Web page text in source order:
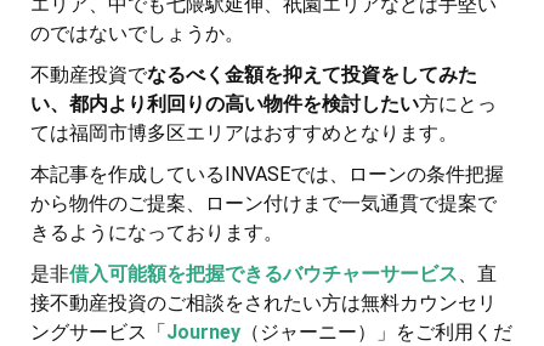
のではないでしょうか。
不動産投資でなるべく金額を抑えて投資をしてみた
い、都内より利回りの高い物件を検討したい方にとっ
ては福岡市博多区エリアはおすすめとなります。
本記事を作成しているINVASEでは、ローンの条件把握
から物件のご提案、ローン付けまで一気通貫で提案で
きるようになっております。
是非借入可能額を把握できるバウチャーサービス 、直
接不動産投資のご相談をされたい方は無料カウンセリ
ングサービス「Journey （ジャーニー）」をご利用くだ